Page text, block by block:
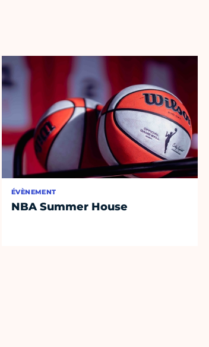
ÉVÈNEMENT
NBA Summer House